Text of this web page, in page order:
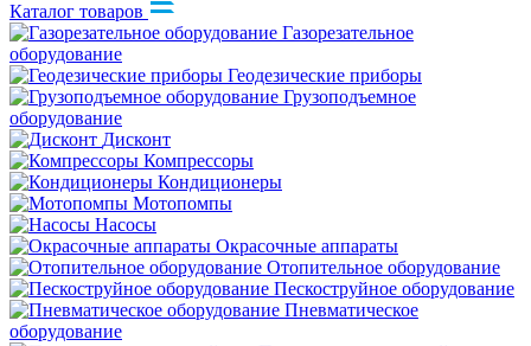
Каталог товаров
Газорезательное
оборудование
Геодезические приборы
Грузоподъемное
оборудование
Дисконт
Компрессоры
Кондиционеры
Мотопомпы
Насосы
Окрасочные аппараты
Отопительное оборудование
Пескоструйное оборудование
Пневматическое
оборудование